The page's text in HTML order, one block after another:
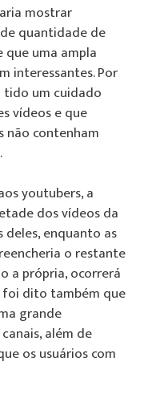
mostrar
quantidade de
uma ampla
interessantes. Por
tido um cuidado
vídeos e que
não contenham
youtubers, a
dos vídeos da
deles, enquanto as
o restante
a própria, ocorrerá
foi dito também que
grande
além de
os usuários com